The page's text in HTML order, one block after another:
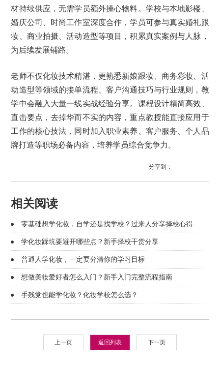
材持续供应，无需学员额外操心物料。学校与本地影楼、
婚庆公司、时尚工作室深度合作，学员可参与真实婚礼跟
妆、商业拍摄、活动造型等项目，积累真实案例与人脉，
为后续发展铺路。
老师不仅化妆技术精湛，更熟悉新娘跟妆、商务彩妆、活
动造型等领域的接单流程、客户沟通技巧与行业规则，教
学中会融入大量一线实战经验分享。课程设计精简高效、
直击要点，去掉华而不实的内容，重点教授能直接应用于
工作的核心技法，同时加入职业素养、客户服务、个人品
牌打造等职场必备内容，培养学员综合竞争力。
分享到：
相关阅读
零基础想学化妆，自学还是找学校？过来人分享择校心得
学化妆踩坑要避开哪些点？新手择校干货分享
普通人学化妆，一定要分清你的学习目标
想做美妆爱好者怎么入门？新手入门完整流程指南
手残党也能学化妆？化妆学校怎么选？
上一页 返回列表 下一页